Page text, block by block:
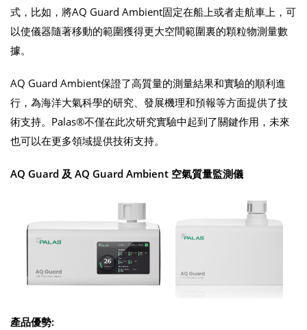
式，比如，將AQ Guard Ambient固定在船上或者走航車上，可
以使儀器隨著移動的範圍獲得更大空間範圍裏的顆粒物測量數
據。
AQ Guard Ambient保證了高質量的測量結果和實驗的順利進
行，為海洋大氣科學的研究、發展機理和預報等方面提供了技
術支持。Palas®不僅在此次研究實驗中起到了關鍵作用，未來
也可以在更多領域提供技術支持。
AQ Guard 及 AQ Guard Ambient 空氣質量監測儀
產品優勢: